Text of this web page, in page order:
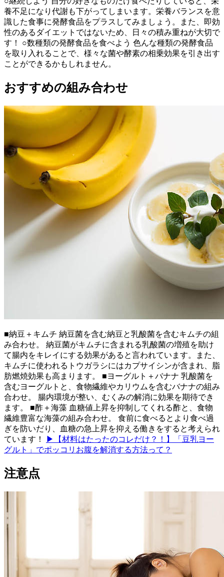
養不足になり代謝も下がってしまいます。栄養バランスを意
識した食事に発酵食品をプラスしてみましょう。また、即効
性のあるダイエットではないため、日々の積み重ねが大切で
す！ ○数種類の発酵食品を食べよう 色んな種類の発酵食品
を取り入れることで、様々な菌や酵素の相乗効果を引き出す
ことができるかもしれません。
おすすめの組み合わせ
■納豆＋キムチ 納豆菌を含む納豆と乳酸菌を含むキムチの組
み合わせ。 納豆菌がキムチに含まれる乳酸菌の増殖を助け
て腸内をキレイにする効果があると言われています。また、
キムチに使われるトウガラシにはカプサイシンが含まれ、脂
肪燃焼効果も高まります。 ■ヨーグルト＋バナナ 乳酸菌を
含むヨーグルトと、食物繊維やカリウムを含むバナナの組み
合わせ。 腸内環境が整い、むくみの解消に効果を期待でき
ます。 ■酢＋海藻 血糖値上昇を抑制してくれる酢と、食物
繊維豊富な海藻の組み合わせ。 食前に食べるとより食べ過
ぎを防いだり、血糖の急上昇を抑える働きをすると考えられ
ています！
▶【材料はたったのコレだけ？！】「豆乳ヨー
グルト」でポッコリお腹を解消する方法って？
注意点